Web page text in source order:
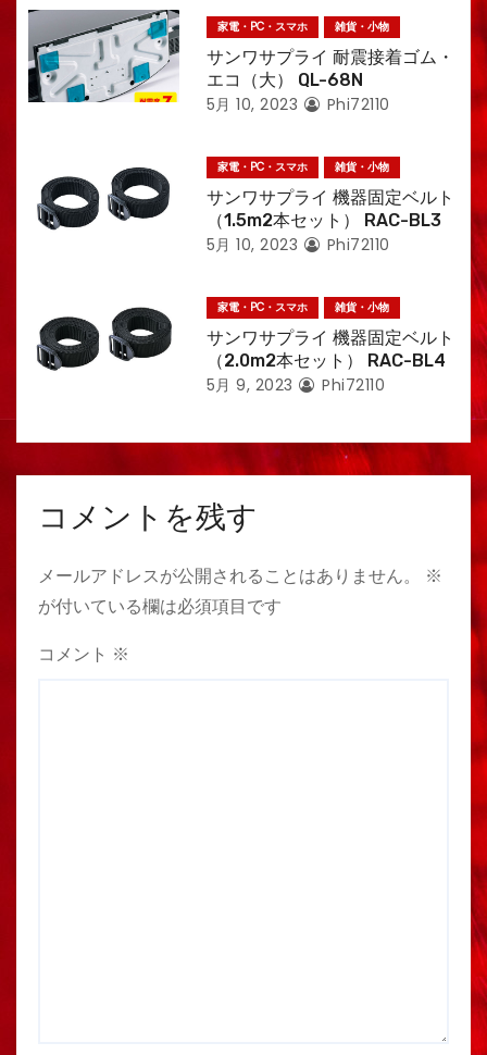
家電・PC・スマホ 雑貨・小物
サンワサプライ 耐震接着ゴム・
エコ（大） QL-68N
5月 10, 2023 Phi72110
家電・PC・スマホ 雑貨・小物
サンワサプライ 機器固定ベルト
（1.5m2本セット） RAC-BL3
5月 10, 2023 Phi72110
家電・PC・スマホ 雑貨・小物
サンワサプライ 機器固定ベルト
（2.0m2本セット） RAC-BL4
5月 9, 2023 Phi72110
コメントを残す
メールアドレスが公開されることはありません。
※
が付いている欄は必須項目です
コメント ※